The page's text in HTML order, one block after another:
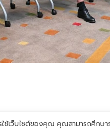
ช้เว็บไซต์ของคุณ คุณสามารถศึกษา